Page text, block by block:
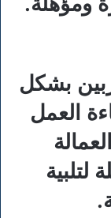
بشكل
العمل
لتلبية